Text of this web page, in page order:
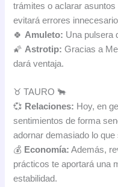
trámites o aclarar
evitará errores
🍀 Amuleto: Una pulsera
🌠 Astrotip: Gracias a
dará ventaja.
♉ TAURO 🐂
💞 Relaciones: Hoy, en
sentimientos de forma
adornar demasiado lo
💰 Economía: Además,
prácticos te aportará una
estabilidad.